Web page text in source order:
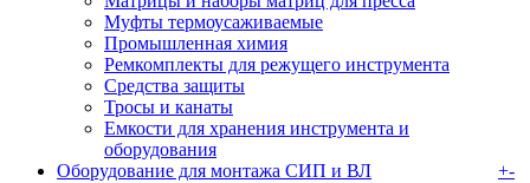
Муфты термоусаживаемые
Промышленная химия
Ремкомплекты для режущего инструмента
Средства защиты
Тросы и канаты
Емкости для хранения инструмента и
оборудования
Оборудование для монтажа СИП и ВЛ
+-